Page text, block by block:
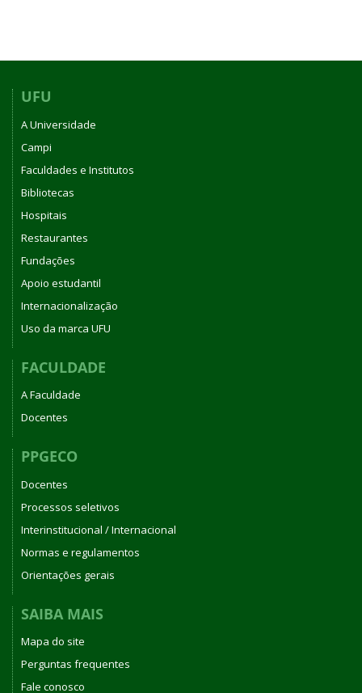
UFU
A Universidade
Campi
Faculdades e Institutos
Bibliotecas
Hospitais
Restaurantes
Fundações
Apoio estudantil
Internacionalização
Uso da marca UFU
FACULDADE
A Faculdade
Docentes
PPGECO
Docentes
Processos seletivos
Interinstitucional / Internacional
Normas e regulamentos
Orientações gerais
SAIBA MAIS
Mapa do site
Perguntas frequentes
Fale conosco